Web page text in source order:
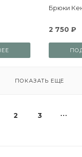
Брюки
2 750 ₽
ПОКАЗАТЬ ЕЩЕ
2 3